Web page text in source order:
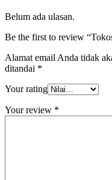
Belum ada ulasan.
Be the first to review
Alamat email Anda tidak
ditandai *
Your rating
Your review *